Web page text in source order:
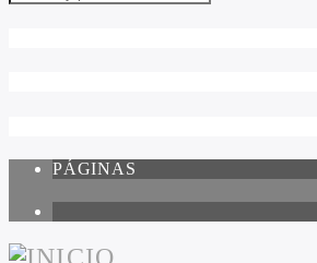
PÁGINAS